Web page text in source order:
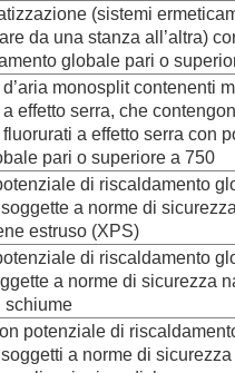
(sistemi
da una stanza all’altra)
globale pari o
monosplit contenenti
effetto serra, che
a effetto serra con
pari o superiore a 750
di riscaldamento
a norme di
estruso (XPS)
di riscaldamento
a norme di sicurezza
schiume
potenziale di
a norme di